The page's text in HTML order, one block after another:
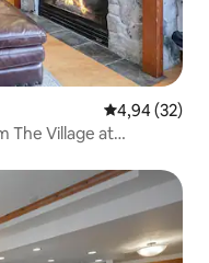
4,94 de uma
4,94 (32)
The Village at